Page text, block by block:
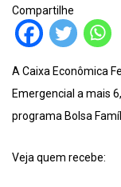
Compartilhe
A Caixa Econômica
Emergencial a mais
programa Bolsa
Veja quem recebe: